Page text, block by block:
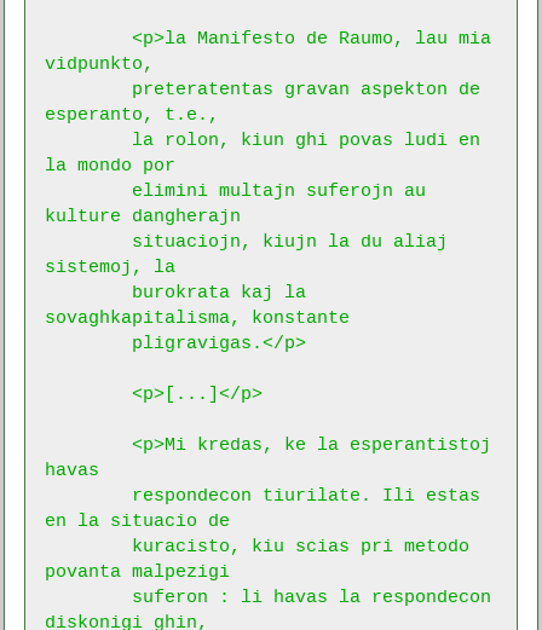
vidpunkto,
esperanto, t.e.,
la mondo por
kulture dangherajn
sistemoj, la
sovaghkapitalisma, konstante
havas
en la situacio de
povanta malpezigi
diskonigi ghin,